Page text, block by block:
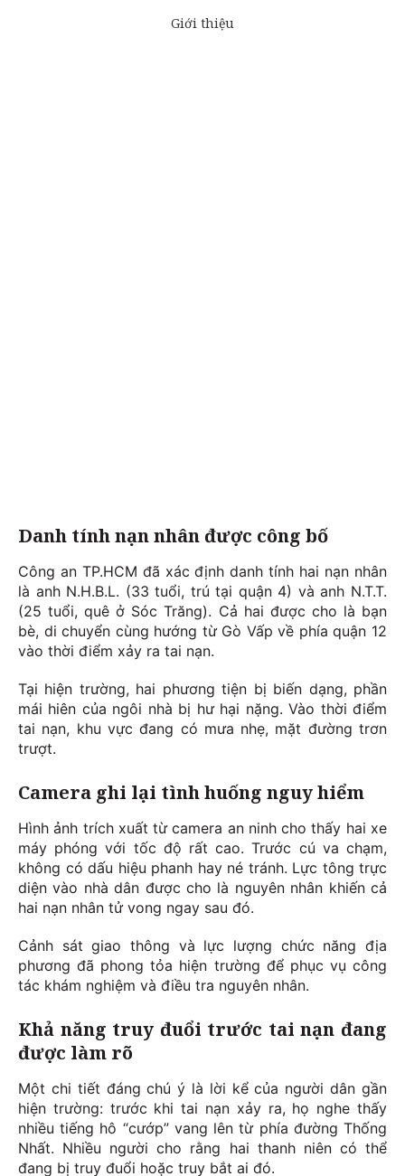
Danh tính nạn nhân được công bố
Công an TP.HCM đã xác định danh tính hai nạn nhân
là anh N.H.B.L. (33 tuổi, trú tại quận 4) và anh N.T.T.
(25 tuổi, quê ở Sóc Trăng). Cả hai được cho là bạn
bè, di chuyển cùng hướng từ Gò Vấp về phía quận 12
vào thời điểm xảy ra tai nạn.
Tại hiện trường, hai phương tiện bị biến dạng, phần
mái hiên của ngôi nhà bị hư hại nặng. Vào thời điểm
tai nạn, khu vực đang có mưa nhẹ, mặt đường trơn
trượt.
Camera ghi lại tình huống nguy hiểm
Hình ảnh trích xuất từ camera an ninh cho thấy hai xe
máy phóng với tốc độ rất cao. Trước cú va chạm,
không có dấu hiệu phanh hay né tránh. Lực tông trực
diện vào nhà dân được cho là nguyên nhân khiến cả
hai nạn nhân tử vong ngay sau đó.
Cảnh sát giao thông và lực lượng chức năng địa
phương đã phong tỏa hiện trường để phục vụ công
tác khám nghiệm và điều tra nguyên nhân.
Khả năng truy đuổi trước tai nạn đang
được làm rõ
Một chi tiết đáng chú ý là lời kể của người dân gần
hiện trường: trước khi tai nạn xảy ra, họ nghe thấy
nhiều tiếng hô “cướp” vang lên từ phía đường Thống
Nhất. Nhiều người cho rằng hai thanh niên có thể
đang bị truy đuổi hoặc truy bắt ai đó.